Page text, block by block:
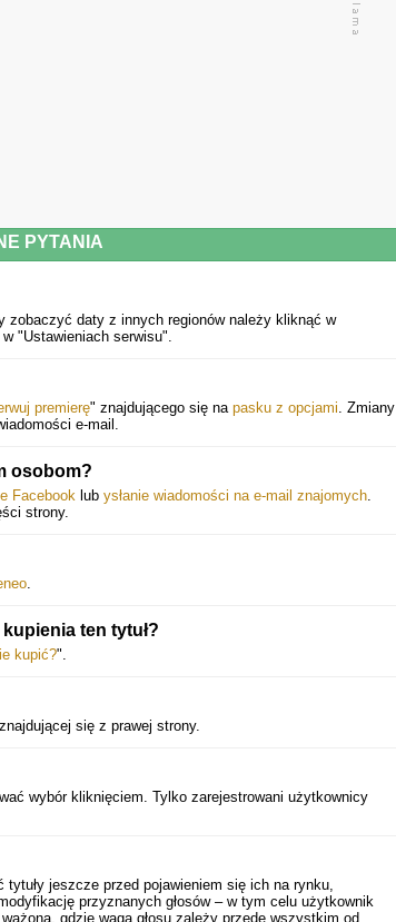
PYTANIA
zobaczyć daty z innych regionów należy kliknąć w
"Ustawieniach serwisu".
premierę" znajdującego się na pasku z opcjami. Zmiany
e-mail.
osobom?
Facebook lub ysłanie wiadomości na e-mail znajomych.
strony.
.
ten tytuł?
kupić?".
się z prawej strony.
wybór kliknięciem. Tylko zarejestrowani użytkownicy
jeszcze przed pojawieniem się ich na rynku,
przyznanych głosów – w tym celu użytkownik
gdzie waga głosu zależy przede wszystkim od